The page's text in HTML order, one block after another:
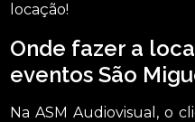
locação!
Onde fazer a
eventos São
Na ASM Audiovisual, o